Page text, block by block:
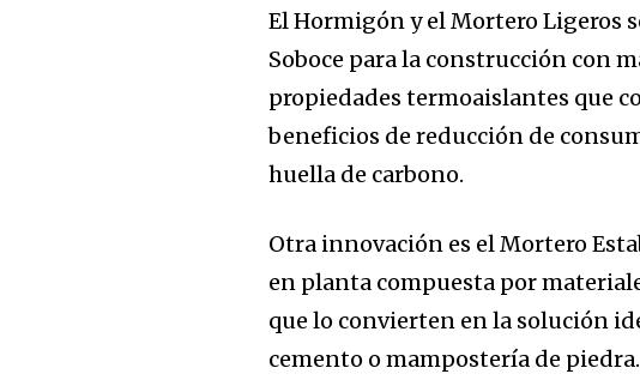
El Hormigón y el Mortero Ligeros
Soboce para la construcción con
propiedades termoaislantes que
beneficios de reducción de
huella de carbono.
Otra innovación es el Mortero
en planta compuesta por
que lo convierten en la solución
cemento o mampostería de piedra.